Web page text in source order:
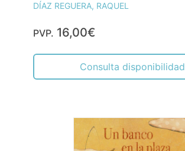
DÍAZ REGUERA, RAQUEL
PVP. 16,00€
Consulta disponibilidad